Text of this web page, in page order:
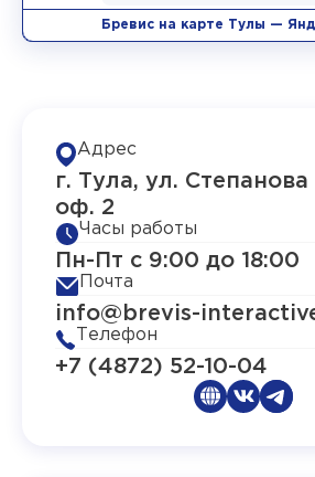
Бревис на карте Тулы —
Адрес
г. Тула, ул.
оф. 2
Часы работы
Пн-Пт с 9:00 до 18:00
Почта
info@brevis-
Телефон
+7 (4872) 52-10-04